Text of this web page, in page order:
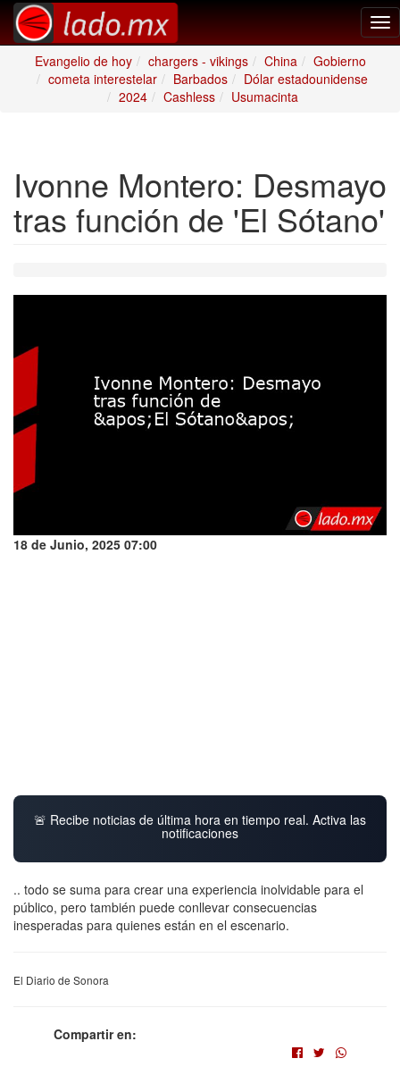
Evangelio de hoy
chargers - vikings China
Gobierno
cometa interestelar
Barbados
Dólar estadounidense
2024
Cashless Usumacinta
Ivonne Montero: Desmayo
tras función de 'El Sótano'
18 de Junio, 2025 07:00
🚨 Recibe noticias de última hora en tiempo real. Activa las
notificaciones
.. todo se suma para crear una experiencia inolvidable para el
público, pero también puede conllevar consecuencias
inesperadas para quienes están en el escenario.
El Diario de Sonora
Compartir en: